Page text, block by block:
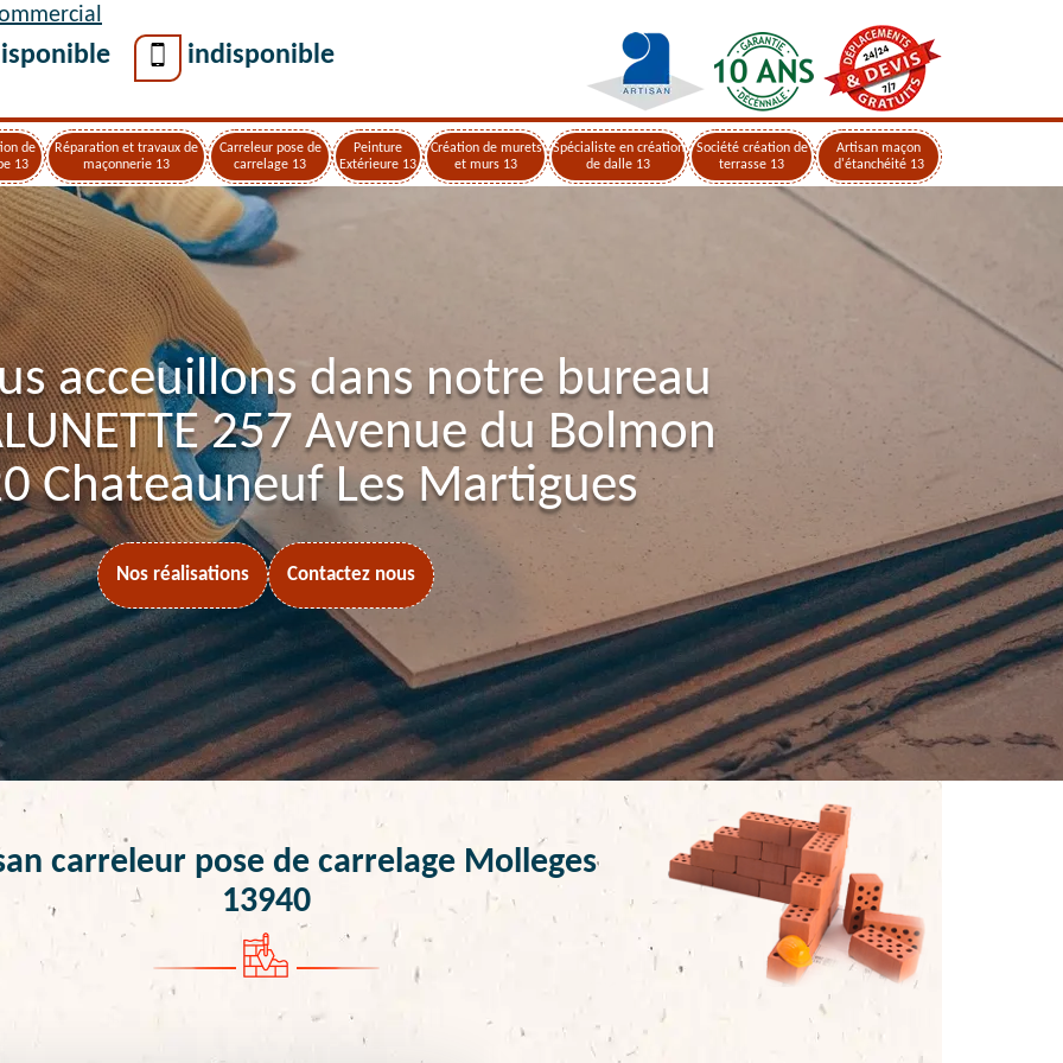
indisponible
de
13
Réparation et travaux de
maçonnerie 13
Carreleur pose de
carrelage 13
Peinture
Extérieure 13
Création de murets
et murs 13
Spécialiste en création
de dalle 13
Société création de
terrasse 13
Artisan maçon
d'étanchéité 13
acceuillons dans notre bureau
257 Avenue du Bolmon
Chateauneuf Les Martigues
Nos réalisations Contactez nous
carreleur pose de carrelage Molleges
13940